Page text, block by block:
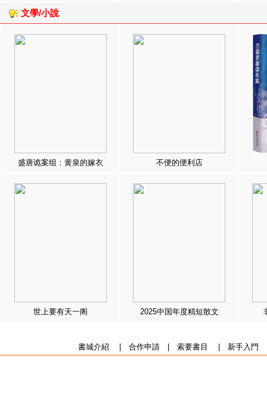
文學/小說
盛唐诡案组：黄泉的嫁衣 不便的便利店
世上要有天一阁 2025中国年度精短散文
書城介紹 合作申請| 索要書目 新手入門